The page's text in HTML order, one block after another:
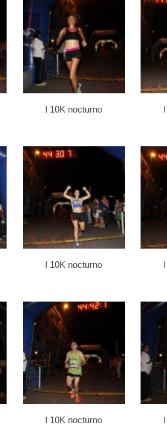
I 10K nocturno
I 10K nocturno
I 10K nocturno